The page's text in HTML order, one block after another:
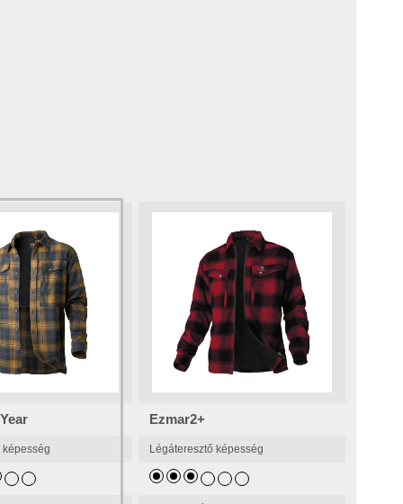
képesség
Ezmar2+
Légáteresztő képesség